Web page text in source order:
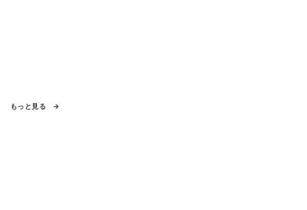
もっと見る